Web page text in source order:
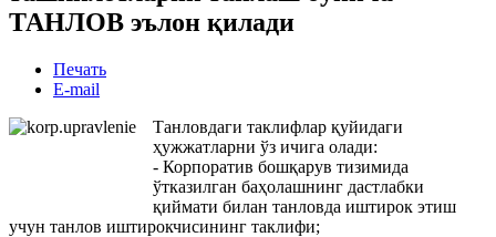
ТАНЛОВ эълон қилади
Печать
E-mail
Танловдаги таклифлар қуйидаги
ҳужжатларни ўз ичига олади:
- Корпоратив бошқарув тизимида
ўтказилган баҳолашнинг дастлабки
қиймати билан танловда иштирок этиш
учун танлов иштирокчисининг таклифи;